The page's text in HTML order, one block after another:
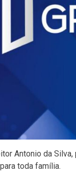
Antonio da
toda família.